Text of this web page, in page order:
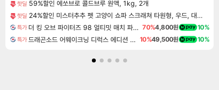
핫딜 59%할인 에쏘브로 콜드브루 원액, 1kg, 2개
핫딜 24%할인 미스터추추 펫 고양이 쇼파 스크래쳐 타원형, 우드, 대형, 1개
특가 더 킹 오브 파이터즈 98 얼티밋 매치 파이널 에디션 THE KING OF FIGHTERS 98 ULTIMATE MATCH FINAL EDITION 70%4,800원 10%
특가 드래곤소드 어웨이크닝 디럭스 에디션 DragonSword Awakening Deluxe Edition 10%49,500원 10%